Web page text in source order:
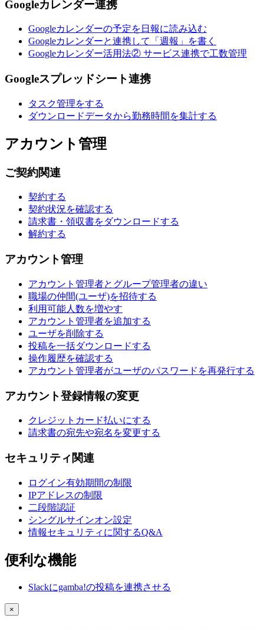
Googleカレンダー連携
Googleカレンダーの予定を日報に読み込む
Googleカレンダーと連携して「週報」を書く
Googleカレンダー活用法② サービス連携で工数管理
Googleスプレッドシート連携
タスク管理をする
ダウンロードデータから勤務時間を集計する
アカウント管理
ご契約関連
契約する
契約状況を確認する
請求書・領収書をダウンロードする
解約する
アカウント管理
アカウント管理者とグループ管理者の違い
職場の仲間(ユーザ)を招待する
利用可能人数を増やす
アカウント管理者を追加する
ユーザを削除する
投稿を一括ダウンロードする
操作履歴を確認する
アカウント管理者がユーザのパスワードを再発行する
アカウント登録情報の変更
クレジットカード払いにする
請求書の宛先や宛名を変更する
セキュリティ関連
ログイン有効期間の制限
IPアドレスの制限
二段階認証
シングルサインオン設定
情報セキュリティに関するQ&A
便利な機能
Slackにgamba!の投稿を連携させる
×